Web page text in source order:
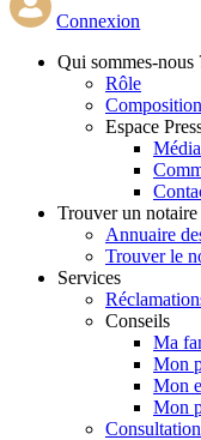
Connexion
Qui sommes-nous
Rôle
Composition
Espace
Trouver un notaire
Annuaire
Trouver le
Services
Conseils
Ma
Mon
Mon
Mon